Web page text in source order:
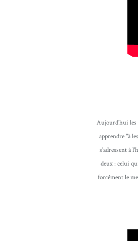
Aujourd'hui les
apprendre "à
s'adressent à
deux : celui
forcément le